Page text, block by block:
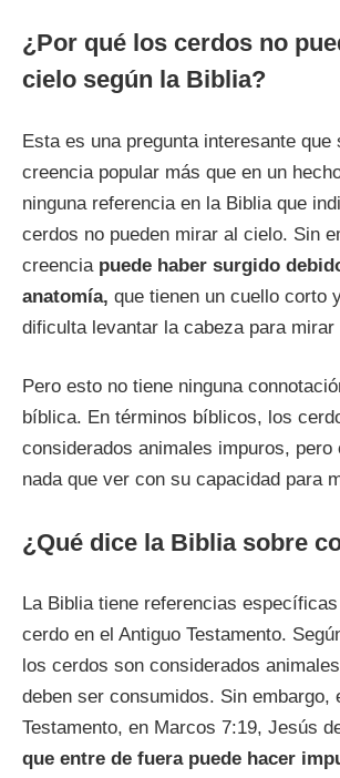
¿Por qué los cerdos no
cielo según la Biblia?
Esta es una pregunta interesante que
creencia popular más que en un
ninguna referencia en la Biblia que
cerdos no pueden mirar al cielo. Sin
creencia puede haber surgido
anatomía, que tienen un cuello corto
dificulta levantar la cabeza para mirar
Pero esto no tiene ninguna
bíblica. En términos bíblicos, los
considerados animales impuros, pero
nada que ver con su capacidad para
¿Qué dice la Biblia sobre
La Biblia tiene referencias
cerdo en el Antiguo Testamento.
los cerdos son considerados
deben ser consumidos. Sin embargo,
Testamento, en Marcos 7:19, Jesús
que entre de fuera puede hacer